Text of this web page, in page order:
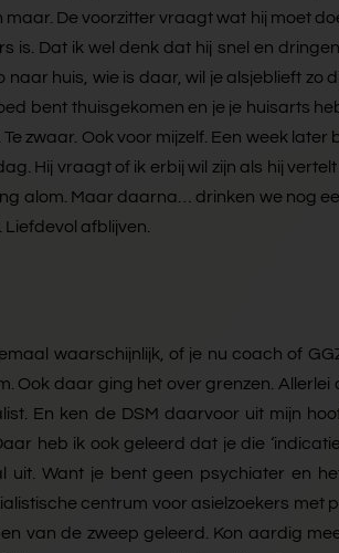
De voorzitter vraagt wat hij moet
Dat ik wel denk dat hij snel en
huis, wie is daar, wil je alsjeblieft
bent thuisgekomen en je je huisarts
zwaar. Ook voor mijzelf. Een week
Hij vraagt of ik erbij wil zijn als hij
alom. Maar daarna… drinken we nog
afblijven.
waarschijnlijk, of je nu coach of
Ook daar ging het over grenzen.
En ken de DSM daarvoor uit mijn
heb ik ook geleerd dat je die
Want je bent geen psychiater en
centrum voor asielzoekers
van de zweep geleerd. Kon aardig